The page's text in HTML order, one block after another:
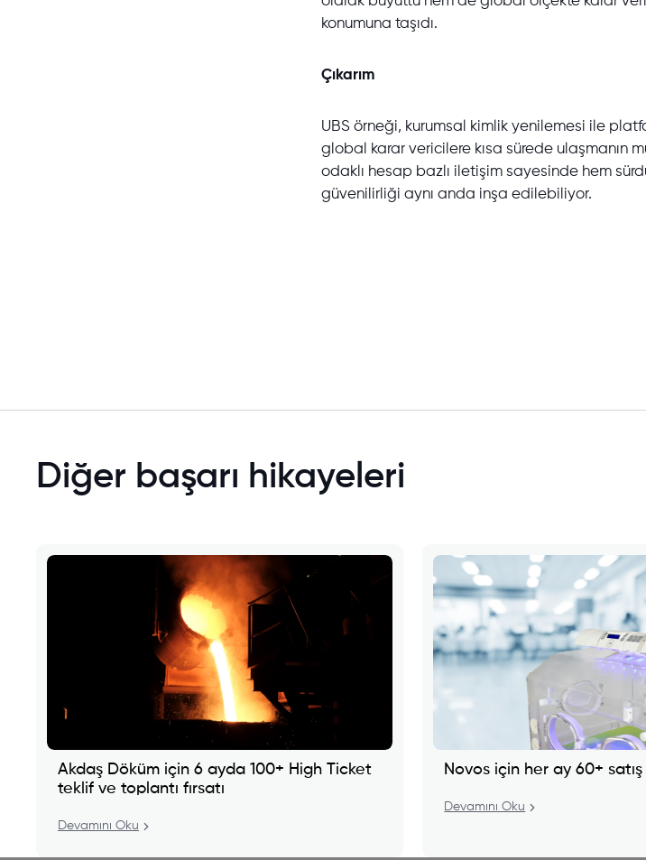
konumuna taşıdı.
Çıkarım
UBS örneği, kurumsal kimlik yenilemesi ile
global karar vericilere kısa sürede ulaşmanın
odaklı hesap bazlı iletişim sayesinde hem
güvenilirliği aynı anda inşa edilebiliyor.
Diğer başarı hikayeleri
Akdaş Döküm için 6 ayda 100+ High Ticket
teklif ve toplantı fırsatı
Devamını Oku
Novos için her ay 60+ satış
Devamını Oku